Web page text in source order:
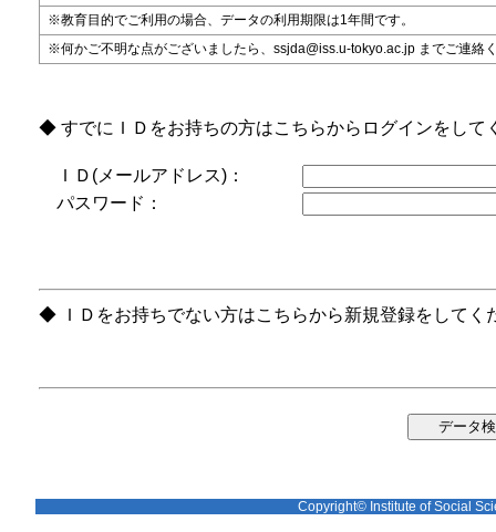
※教育目的でご利用の場合、データの利用期限は1年間です。
※何かご不明な点がございましたら、ssjda@iss.u-tokyo.ac.jp までご連絡
◆ すでにＩＤをお持ちの方はこちらからログインをして
ＩＤ(メールアドレス)：
パスワード：
◆ ＩＤをお持ちでない方はこちらから新規登録をしてく
Copyright© Institute of Social